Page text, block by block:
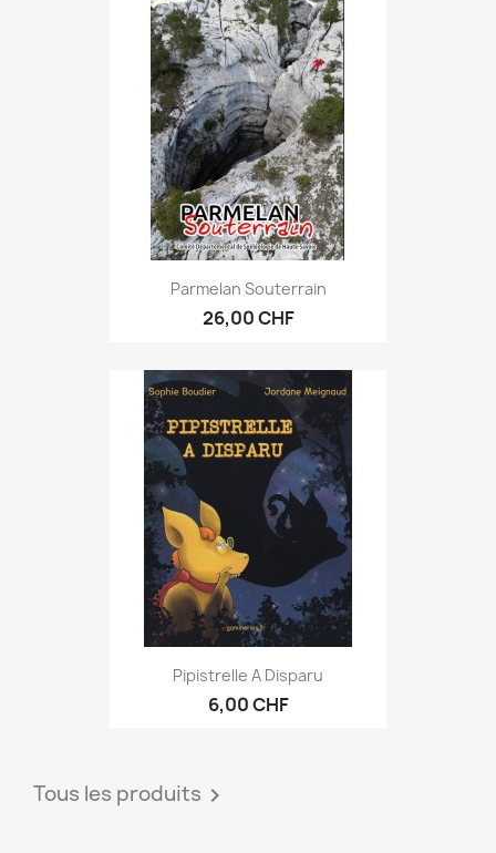
Parmelan Souterrain
26,00 CHF
Pipistrelle A Disparu
6,00 CHF
Tous les produits 